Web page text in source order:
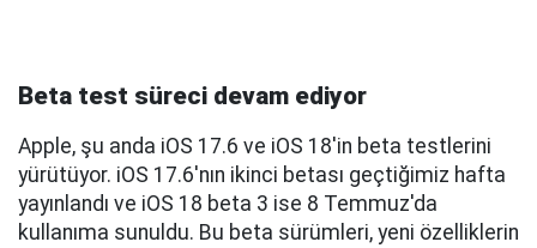
Beta test süreci devam ediyor
Apple, şu anda iOS 17.6 ve iOS 18'in beta testlerini
yürütüyor. iOS 17.6'nın ikinci betası geçtiğimiz hafta
yayınlandı ve iOS 18 beta 3 ise 8 Temmuz'da
kullanıma sunuldu. Bu beta sürümleri, yeni özelliklerin